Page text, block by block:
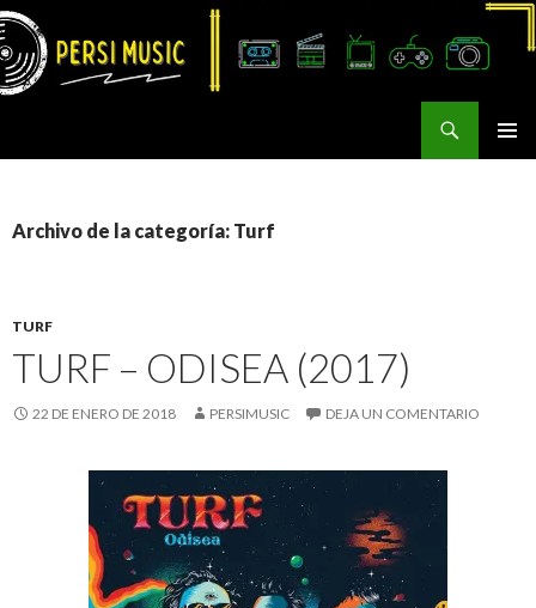
Archivo de la categoría: Turf
TURF
TURF – ODISEA (2017)
22 DE ENERO DE 2018 PERSIMUSIC DEJA UN COMENTARIO